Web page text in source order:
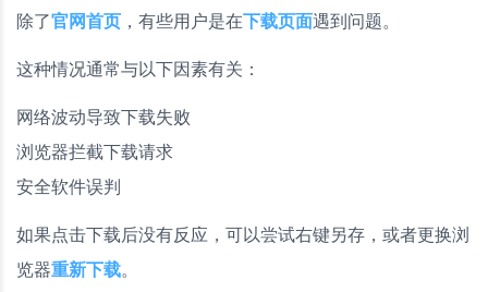
除了官网首页 ，有些用户是在下载页面遇到问题。
这种情况通常与以下因素有关：
网络波动导致下载失败
浏览器拦截下载请求
安全软件误判
如果点击下载后没有反应，可以尝试右键另存，或者更换浏
览器重新下载。